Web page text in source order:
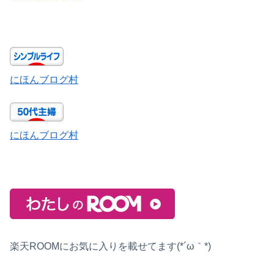
にほんブログ村
にほんブログ村
楽天ROOMにお気に入りを載せてます(*´ω｀*)